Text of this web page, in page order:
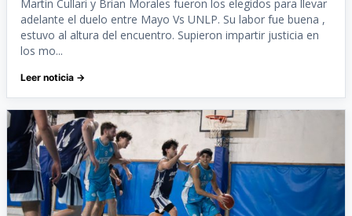
Martin Cullari y Brian Morales fueron los elegidos para llevar
adelante el duelo entre Mayo Vs UNLP. Su labor fue buena ,
estuvo al altura del encuentro. Supieron impartir justicia en
los mo...
Leer noticia →